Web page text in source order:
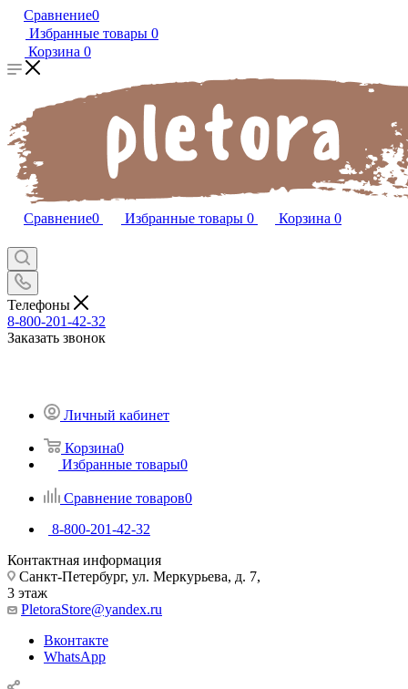
Сравнение0
Избранные товары 0
Корзина 0
Сравнение0 Избранные товары 0 Корзина 0
Телефоны
8-800-201-42-32
Заказать звонок
Личный кабинет
Корзина0
Избранные товары0
Сравнение товаров0
8-800-201-42-32
Контактная информация
Санкт-Петербург, ул. Меркурьева, д. 7,
3 этаж
PletoraStore@yandex.ru
Вконтакте
WhatsApp